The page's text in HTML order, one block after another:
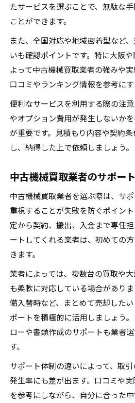
たサービスを選ぶことで、無駄な
ことができます。
また、全国対応や地域密着型など
いも確認ポイントです。特に大阪
よって中古機械買取業者の強みや実
口コミやランキング情報を参考にす
便利なサービスを利用する際の注
やオプション費用が発生しないか
が重要です。見積もり内容や契約
し、納得した上で依頼しましょう。
中古機械買取業者のサポー
中古機械買取業者を選ぶ際は、サ
重視することが失敗を防ぐポイン
定から契約、搬出、入金まで専任
ートしてくれる業者は、初めての
きます。
業者によっては、複数台の買取や
も柔軟に対応している場合があり
備入替時など、まとめて売却した
ポートを積極的に活用しましょう
ローや書類作成のサポートも業者
す。
サポート体制の違いによって、取
発生率にも差が出ます。口コミや
を参考にしながら、自分に合った